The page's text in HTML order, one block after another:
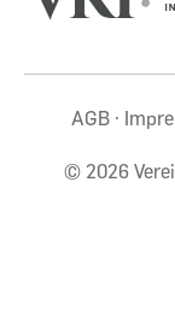
AGB
© 2026